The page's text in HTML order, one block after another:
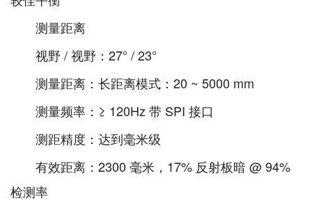
测量距离
视野 / 视野：27° / 23°
测量距离：长距离模式：20 ~ 5000 mm
测量频率：≥ 120Hz 带 SPI 接口
测距精度：达到毫米级
有效距离：2300 毫米，17% 反射板暗 @ 94%
检测率